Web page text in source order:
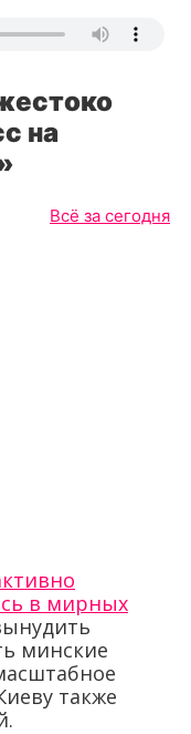
на
Всё за сегодня
в мирных
минские
также